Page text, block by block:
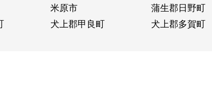
米原市
蒲生郡日野町
犬上郡甲良町 犬上郡多賀町